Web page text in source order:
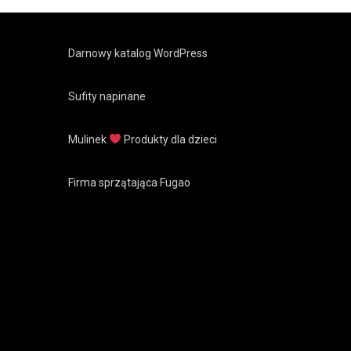
Darnowy katalog WordPress
Sufity napinane
Mulinek Produkty dla dzieci
Firma sprzątająca Fugao